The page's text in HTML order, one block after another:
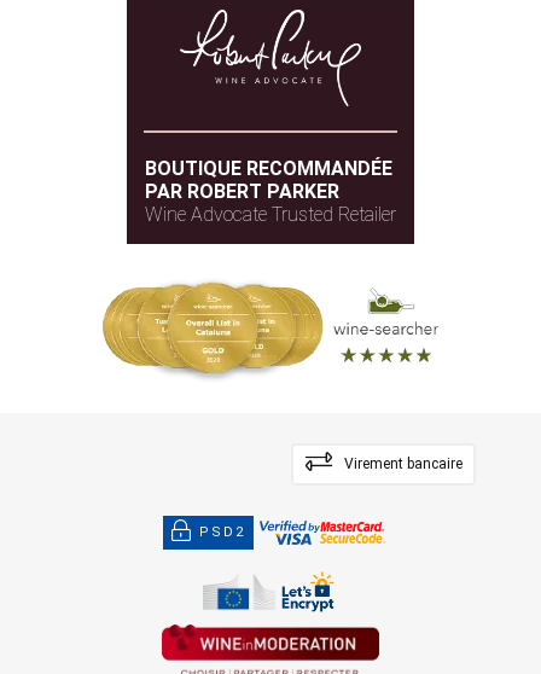
BOUTIQUE RECOMMANDÉE
PAR ROBERT PARKER
Wine Advocate Trusted Retailer
Virement bancaire
PSD2